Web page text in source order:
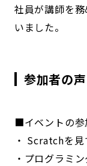
社員が講師を
いました。
参加者の声
■イベントの参
・ Scratchを
・プログラミ